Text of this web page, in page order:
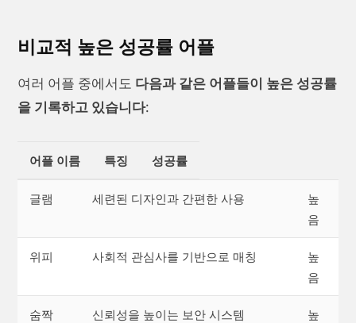
비교적 높은 성공률 어플
여러 어플 중에서도 다음과 같은 어플들이 높은 성공률
을 기록하고 있습니다:
어플 이름 특징 성공률
글램 세련된 디자인과 간편한 사용
높
음
위피 사회적 관심사를 기반으로 매칭
높
음
숨짝 신뢰성을 높이는 보안 시스템
높